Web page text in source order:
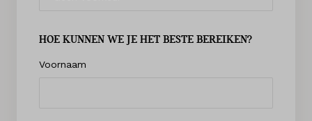
HOE KUNNEN WE JE HET BESTE BEREIKEN?
Voornaam